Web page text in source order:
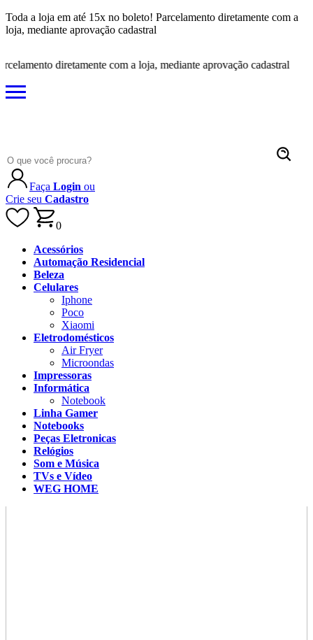
Toda a loja em até 15x no boleto! Parcelamento diretamente com a
loja, mediante aprovação cadastral
diretamente com a loja, mediante aprovação cadastral
Faça Login ou
Crie seu Cadastro
0
Acessórios
Automação Residencial
Beleza
Celulares
Iphone
Poco
Xiaomi
Eletrodomésticos
Air Fryer
Microondas
Impressoras
Informática
Notebook
Linha Gamer
Notebooks
Peças Eletronicas
Relógios
Som e Música
TVs e Vídeo
WEG HOME